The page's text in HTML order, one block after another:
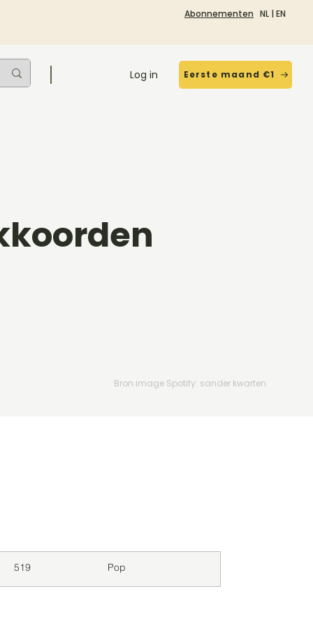
Abonnementen NL | EN
Log in Eerste maand €1
Bron image Spotify: sander kwarten
519 Pop